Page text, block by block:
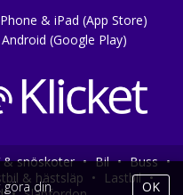
& iPad (App Store)
Android (Google Play)
& snöskoter • Bil • Buss •
& hästsläp • Lastbil •
göra din
OK